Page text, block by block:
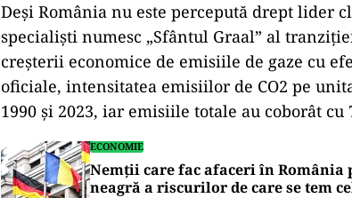
Deși România nu este percepută drept lider
specialiști numesc „Sfântul Graal” al
creșterii economice de emisiile de gaze cu
oficiale, intensitatea emisiilor de CO2 pe
1990 și 2023, iar emisiile totale au coborât cu
ECONOMIE
Nemții care fac afaceri în
neagră a riscurilor de care se tem